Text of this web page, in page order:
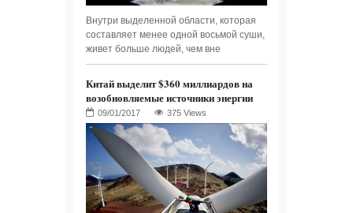
Внутри выделенной области, которая
составляет менее одной восьмой суши,
живет больше людей, чем вне
Китай выделит $360 миллиардов на
возобновляемые источники энергии
375 Views